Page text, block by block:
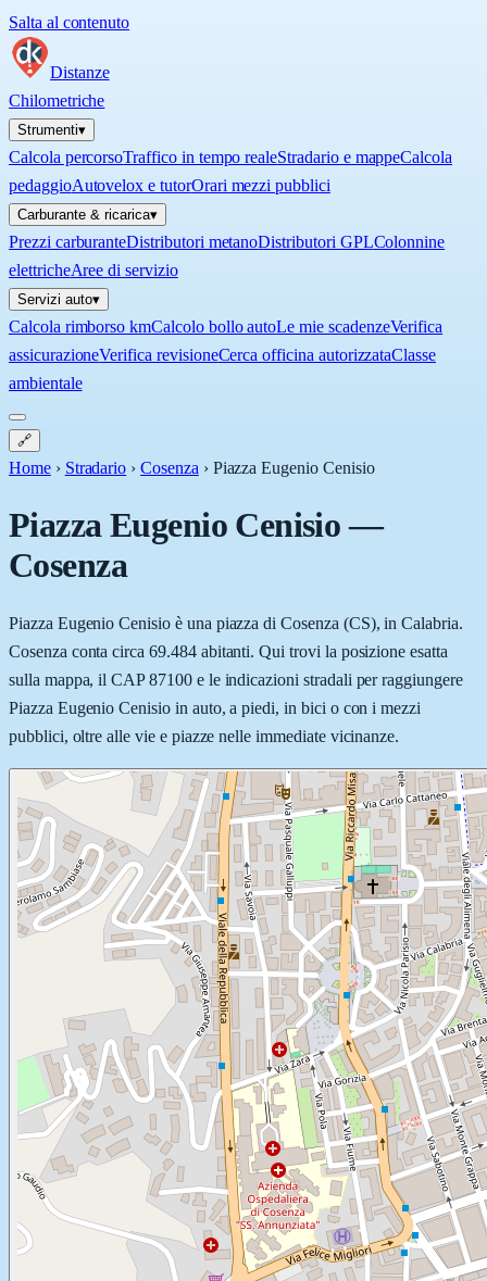
Salta al contenuto
Distanze
Chilometriche
Strumenti▾
Calcola percorsoTraffico in tempo realeStradario e mappeCalcola
pedaggioAutovelox e tutorOrari mezzi pubblici
Carburante & ricarica▾
Prezzi carburanteDistributori metanoDistributori GPLColonnine
elettricheAree di servizio
Servizi auto▾
Calcola rimborso kmCalcolo bollo autoLe mie scadenzeVerifica
assicurazioneVerifica revisioneCerca officina autorizzataClasse
ambientale
🔗
Home › Stradario › Cosenza › Piazza Eugenio Cenisio
Piazza Eugenio Cenisio—
Cosenza
Piazza Eugenio Cenisio è una piazza di Cosenza (CS), in Calabria.
Cosenza conta circa 69.484 abitanti. Qui trovi la posizione esatta
sulla mappa, il CAP 87100 e le indicazioni stradali per raggiungere
Piazza Eugenio Cenisio in auto, a piedi, in bici o con i mezzi
pubblici, oltre alle vie e piazze nelle immediate vicinanze.